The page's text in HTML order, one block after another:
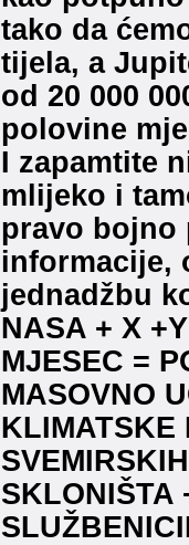
tako da
tijela, a
od 20 000
polovine
I zapamtite
mlijeko i
pravo bojno
informacije,
jednadžbu
NASA + X
MJESEC =
MASOVNO
KLIMATSKE
SKLONIŠTA